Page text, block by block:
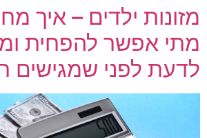
מזונות ילדים – איך
מתי אפשר להפחית
לדעת לפני שמגישים